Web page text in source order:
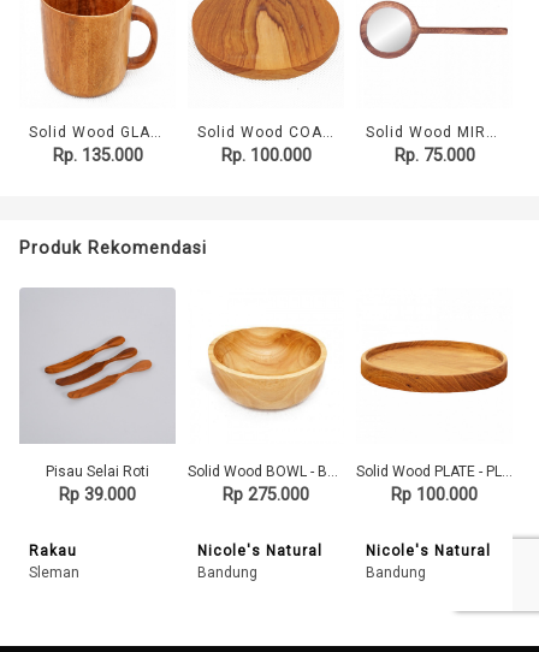
Solid Wood GLASS - GLS Mug ORI
Rp. 135.000
Solid Wood COASTER - CST Round
Rp. 100.000
Solid Wood MIRROR - MRR Round
Rp. 75.000
Produk Rekomendasi
Pisau Selai Roti
Rp 39.000
Rakau
Sleman
Solid Wood BOWL - BWL Salad
Rp 275.000
Nicole's Natural
Bandung
Solid Wood PLATE - PLA Siku 15
Rp 100.000
Nicole's Natural
Bandung